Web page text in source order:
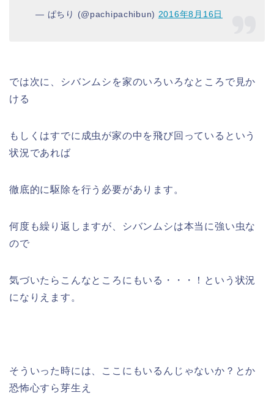
— ぱちり (@pachipachibun) 2016年8月16日
では次に、シバンムシを家のいろいろなところで見か
ける
もしくはすでに成虫が家の中を飛び回っているという
状況であれば
徹底的に駆除を行う必要があります。
何度も繰り返しますが、シバンムシは本当に強い虫な
ので
気づいたらこんなところにもいる・・・！という状況
になりえます。
そういった時には、ここにもいるんじゃないか？とか
恐怖心すら芽生え